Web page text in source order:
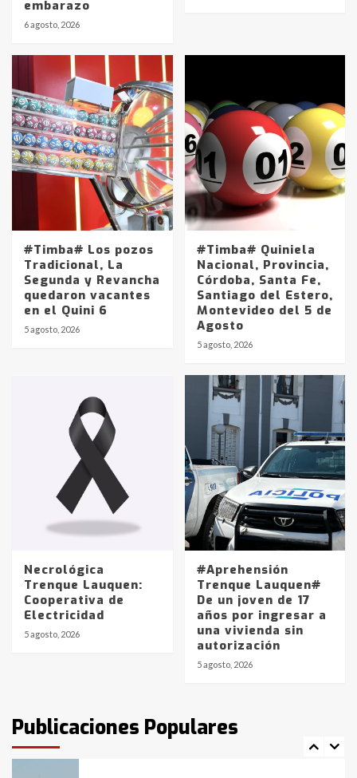
embarazo
6 agosto, 2026
#Timba# Los pozos
Tradicional, La
Segunda y Revancha
quedaron vacantes
en el Quini 6
5 agosto, 2026
#Timba# Quiniela
Nacional, Provincia,
Córdoba, Santa Fe,
Santiago del Estero,
Montevideo del 5 de
Agosto
5 agosto, 2026
Necrológica
Trenque Lauquen:
Cooperativa de
Electricidad
5 agosto, 2026
#Aprehensión
Trenque Lauquen#
De un joven de 17
años por ingresar a
una vivienda sin
autorización
5 agosto, 2026
Publicaciones Populares
Identidad de los adolescentes
pampeanos que fueron
en la mañana del lunes
Accidente en Ruta 5: falleció un
joven de Trenque Lauquen
Los precios de los combustibles en
La Pampa, desde YPF hasta Axion
entre 857 a 1338 pesos
La Bolsa de Cereales de Bahía
Blanca anticipa que Agosto vendrá
con lluvias y heladas, en gran parte
fueron detenidos por
comercialización de drogas en la
tarde del sábado